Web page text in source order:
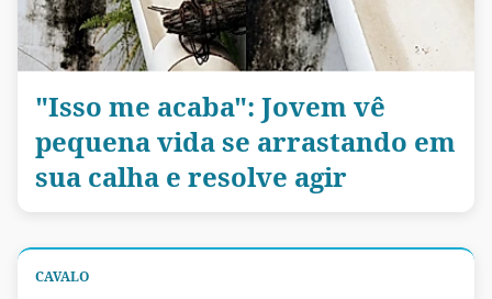
"Isso me acaba": Jovem vê
pequena vida se arrastando em
sua calha e resolve agir
CAVALO